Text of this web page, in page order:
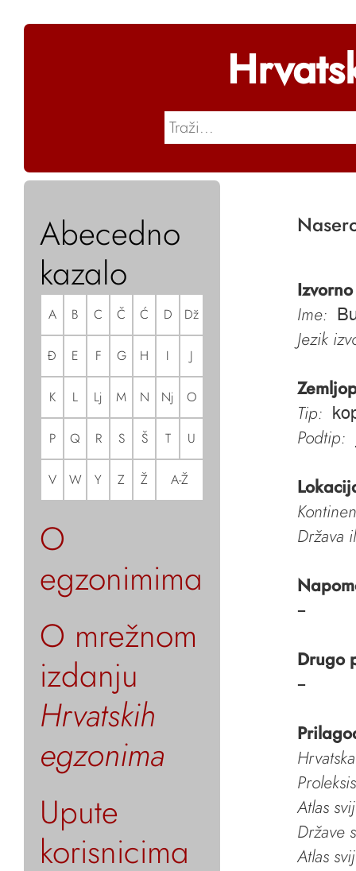
Abecedno
kazalo
A B C Č Ć D Dž
Đ E F G H I J
K L Lj M N Nj O
P Q R S Š T U
V W Y Z Ž A-Ž
O
egzonimima
O mrežnom
izdanju
Hrvatskih
egzonima
Upute
korisnicima
Ime:
Jezik
Tip:
Podtip:
Država
–
Drugo
–
Atlas
Države
Atlas